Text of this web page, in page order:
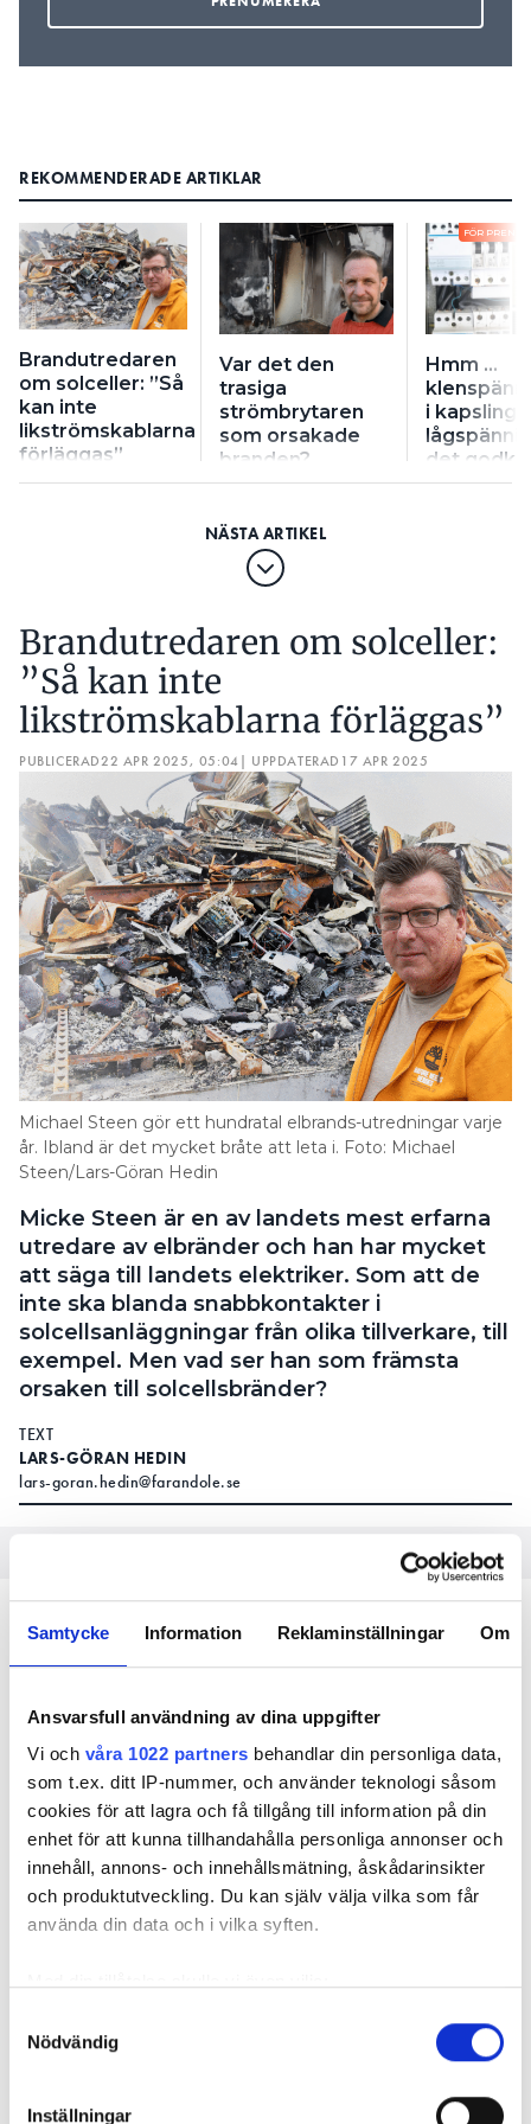
Samtycke Information Reklaminställningar Om
Ansvarsfull användning av dina uppgifter
Vi och våra 1022 partners behandlar din personliga data,
som t.ex. ditt IP-nummer, och använder teknologi såsom
cookies för att lagra och få tillgång till information på din
enhet för att kunna tillhandahålla personliga annonser och
innehåll, annons- och innehållsmätning, åskådarinsikter
och produktutveckling. Du kan själv välja vilka som får
använda din data och i vilka syften.
som kan ha en noggrannhet på upp till flera meter
Nödvändig
Inställningar
REKOMMENDERADE ARTIKLAR
Brandutredaren
om solceller: ”Så
kan inte
likströmskablarna
förläggas”
Var det den
trasiga
strömbrytaren
som orsakade
branden?
FÖR
Hmm …
i kapsling
det
Brandutredaren om solceller:
”Så kan inte
likströmskablarna förläggas”
PUBLICERAD22 APR 2025, 05:04| UPPDATERAD 17 APR 2025
Michael Steen gör ett hundratal elbrands-utredningar varje
år. Ibland är det mycket bråte att leta i. Foto: Michael
Steen/Lars-Göran Hedin
Micke Steen är en av landets mest erfarna
utredare av elbränder och han har mycket
att säga till landets elektriker. Som att de
inte ska blanda snabbkontakter i
solcellsanläggningar från olika tillverkare, till
exempel. Men vad ser han som främsta
orsaken till solcellsbränder?
TEXT
LARS-GÖRAN HEDIN
lars-goran.hedin@farandole.se
Ditt företag Attention TC AB har brand- och
olycksutredningar som främsta
– Det är försäkringsbolag, elteknikföretag och
ibland polis som vi oftast gör uppdrag åt. Elbränder
är så vanliga att det gett oss fullt upp i 25 års tid nu.
Det är jag själv och min son, tidigare även min
dotter, numera på ett större konsultföretag, som
driver det här ”familjeföretaget”.
FARLIGA PRYLAR:
UTTAG, CENTRALER OCH KABLAR – SÅ OFTA ORSAKAR
är typiska och ofta återkommer så är den ena